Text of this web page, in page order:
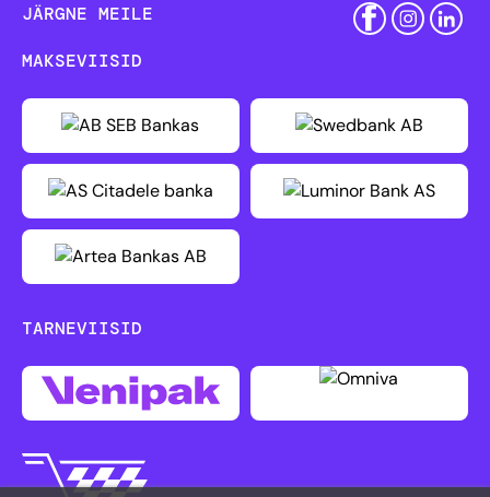
JÄRGNE MEILE
MAKSEVIISID
TARNEVIISID